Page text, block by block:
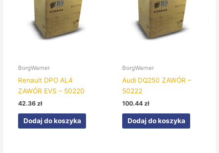
BorgWarner
Renault DPO AL4
ZAWÓR EVS – 50220
42.36zł
Dodaj do koszyka
BorgWarner
Audi DQ250 ZAWÓR –
50222
100.44zł
Dodaj do koszyka